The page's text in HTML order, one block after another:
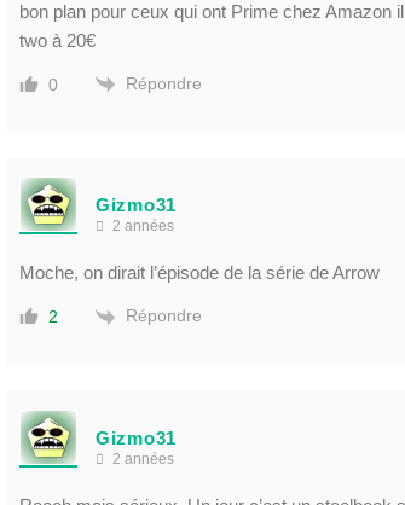
bon plan pour ceux qui ont Prime chez Amazon
two à 20€
0 Répondre
Gizmo31
2 années
Moche, on dirait l’épisode de la série de Arrow
2 Répondre
Gizmo31
2 années